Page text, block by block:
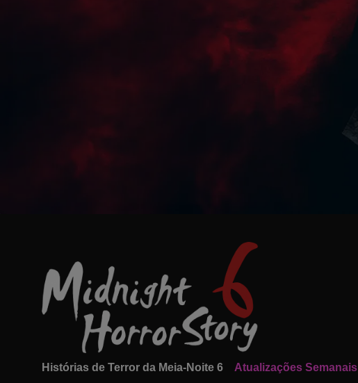
Histórias de Terror da Meia-Noite 6 Atualizações Semanais